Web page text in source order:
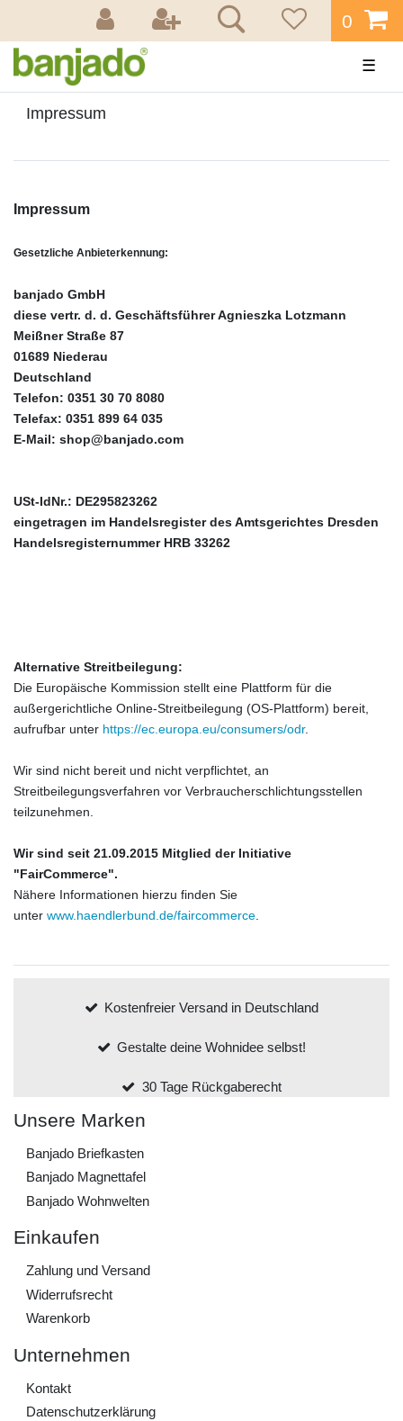
0
☰
Impressum
Impressum
Gesetzliche Anbieterkennung:
banjado GmbH
diese vertr. d. d. Geschäftsführer Agnieszka Lotzmann
Meißner Straße 87
01689 Niederau
Deutschland
Telefon: 0351 30 70 8080
Telefax: 0351 899 64 035
E-Mail: shop@banjado.com
USt-IdNr.: DE295823262
eingetragen im Handelsregister des Amtsgerichtes Dresden
Handelsregisternummer HRB 33262
Alternative Streitbeilegung:
Die Europäische Kommission stellt eine Plattform für die
außergerichtliche Online-Streitbeilegung (OS-Plattform) bereit,
aufrufbar unter https://ec.europa.eu/consumers/odr.
Wir sind nicht bereit und nicht verpflichtet, an
Streitbeilegungsverfahren vor Verbraucherschlichtungsstellen
teilzunehmen.
Wir sind seit 21.09.2015 Mitglied der Initiative
"FairCommerce".
Nähere Informationen hierzu finden Sie
unter www.haendlerbund.de/faircommerce
Kostenfreier Versand in Deutschland
Gestalte deine Wohnidee selbst!
30 Tage Rückgaberecht
Unsere Marken
Banjado Briefkasten
Banjado Magnettafel
Banjado Wohnwelten
Einkaufen
Zahlung und Versand
Widerrufs­recht
Warenkorb
Unternehmen
Kontakt
Daten­schutz­erklärung